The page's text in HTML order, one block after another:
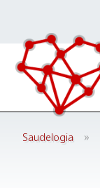
content
Saudelogia »